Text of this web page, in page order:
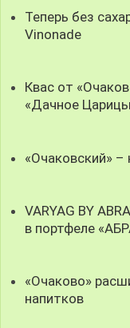
Теперь без
Vinonade
Квас от
«Дачное
«Очаковский» –
VARYAG BY
в портфеле
«Очаково»
напитков